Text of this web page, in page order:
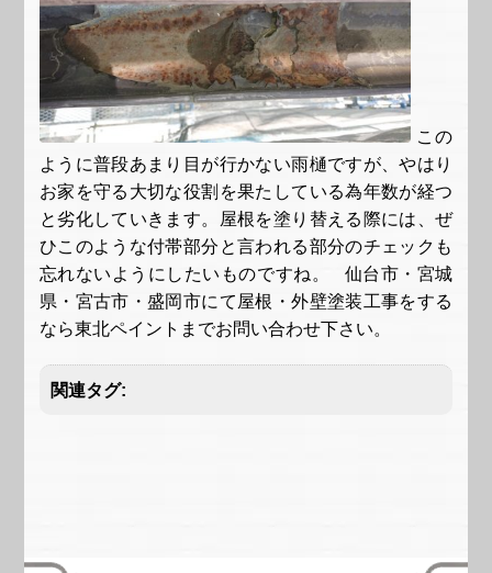
この
ように普段あまり目が行かない雨樋ですが、やはり
お家を守る大切な役割を果たしている為年数が経つ
と劣化していきます。屋根を塗り替える際には、ぜ
ひこのような付帯部分と言われる部分のチェックも
忘れないようにしたいものですね。 仙台市・宮城
県・宮古市・盛岡市にて屋根・外壁塗装工事をする
なら東北ペイントまでお問い合わせ下さい。
関連タグ: